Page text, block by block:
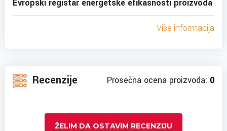
Evropski registar energetske efikasnosti proizvoda
Više informacija
Recenzije Prosečna ocena proizvoda: 0
ŽELIM DA OSTAVIM RECENZIJU